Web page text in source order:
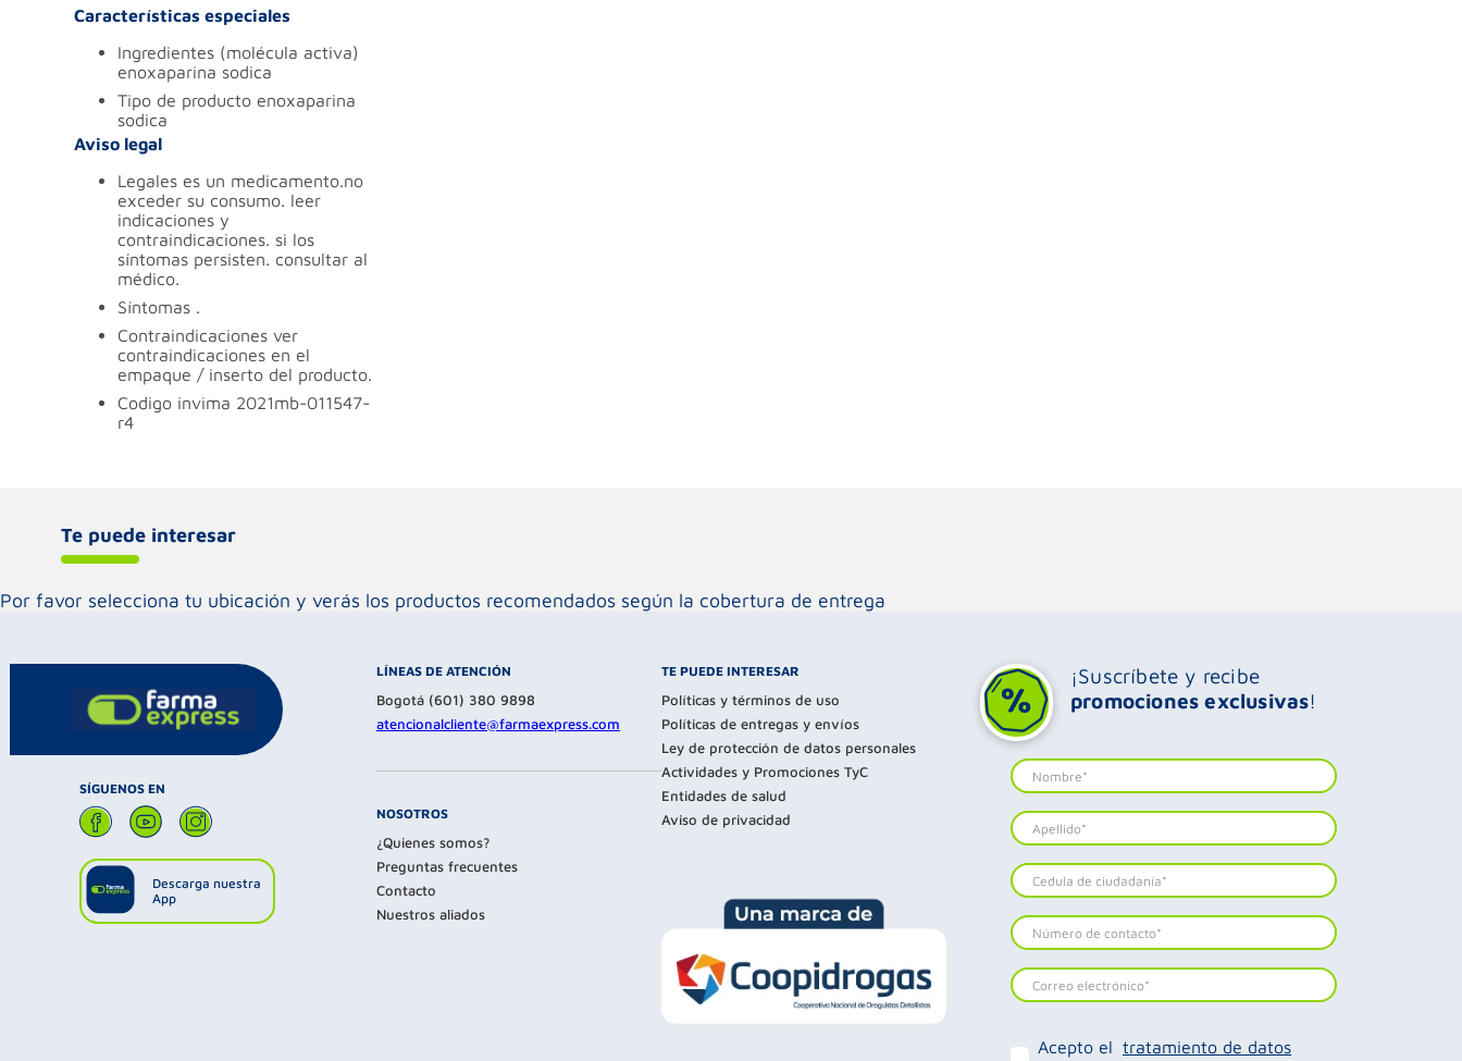
Características especiales
ingredientes (molécula activa)
enoxaparina sodica
tipo de producto enoxaparina
sodica
Aviso legal
legales es un medicamento.no
exceder su consumo. leer
indicaciones y
contraindicaciones. si los
síntomas persisten. consultar al
médico.
síntomas .
contraindicaciones ver
contraindicaciones en el
empaque / inserto del producto.
codigo invima 2021mb-011547-
r4
Te puede interesar
Por favor selecciona tu ubicación y verás los productos recomendados según la cobertura de entrega
SÍGUENOS EN
Descarga nuestra
App
LÍNEAS DE ATENCIÓN
Bogotá (601) 380 9898
atencionalcliente@farmaexpress.com
NOSOTROS
¿Quienes somos?
Preguntas frecuentes
Contacto
Nuestros aliados
TE PUEDE INTERESAR
Políticas y términos de uso
Políticas de entregas y envíos
Ley de protección de datos personales
Actividades y Promociones TyC
Entidades de salud
Aviso de privacidad
¡Suscríbete y recibe
promociones exclusivas!
Acepto el tratamiento de datos